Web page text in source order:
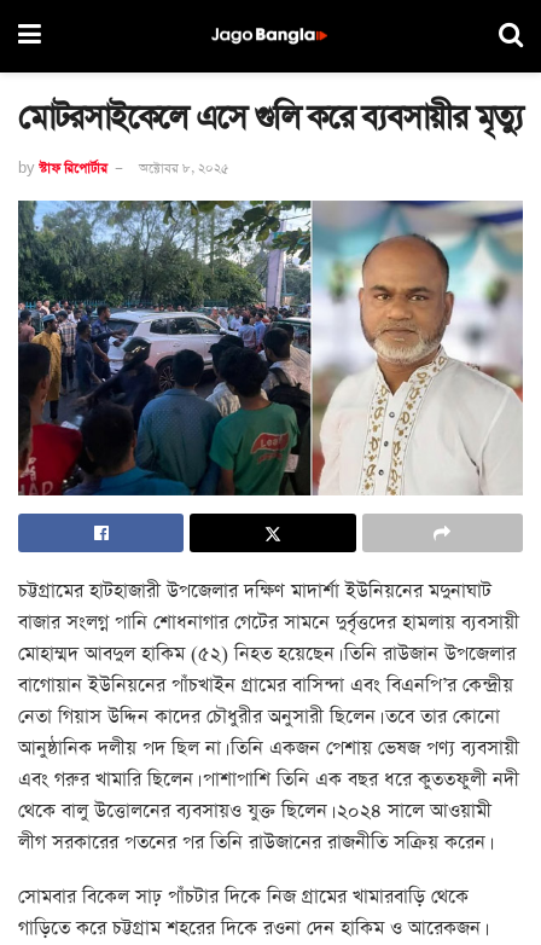
মোটরসাইকেলে এসে গুলি করে ব্যবসায়ীর মৃত্যু
by স্টাফ রিপোর্টার অক্টোবর ৮, ২০২৫
চট্টগ্রামের হাটহাজারী উপজেলার দক্ষিণ মাদার্শা ইউনিয়নের মদুনাঘাট
বাজার সংলগ্ন পানি শোধনাগার গেটের সামনে দুর্বৃত্তদের হামলায় ব্যবসায়ী
মোহাম্মদ আবদুল হাকিম (৫২) নিহত হয়েছেন। তিনি রাউজান উপজেলার
বাগোয়ান ইউনিয়নের পাঁচখাইন গ্রামের বাসিন্দা এবং বিএনপি’র কেন্দ্রীয়
নেতা গিয়াস উদ্দিন কাদের চৌধুরীর অনুসারী ছিলেন। তবে তার কোনো
আনুষ্ঠানিক দলীয় পদ ছিল না। তিনি একজন পেশায় ভেষজ পণ্য ব্যবসায়ী
এবং গরুর খামারি ছিলেন। পাশাপাশি তিনি এক বছর ধরে কুততফুলী নদী
থেকে বালু উত্তোলনের ব্যবসায়ও যুক্ত ছিলেন। ২০২৪ সালে আওয়ামী
লীগ সরকারের পতনের পর তিনি রাউজানের রাজনীতি সক্রিয় করেন।
সোমবার বিকেল সাঢ় পাঁচটার দিকে নিজ গ্রামের খামারবাড়ি থেকে
গাড়িতে করে চট্টগ্রাম শহরের দিকে রওনা দেন হাকিম ও আরেকজন।